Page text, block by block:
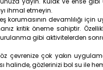
ihmal etmeyin.
korumasının devamlılığı için
kritik öneme sahiptir.
gibi aktivitelerden
çevrenize çok yakın
halinde, gözlerinizi bol su ile